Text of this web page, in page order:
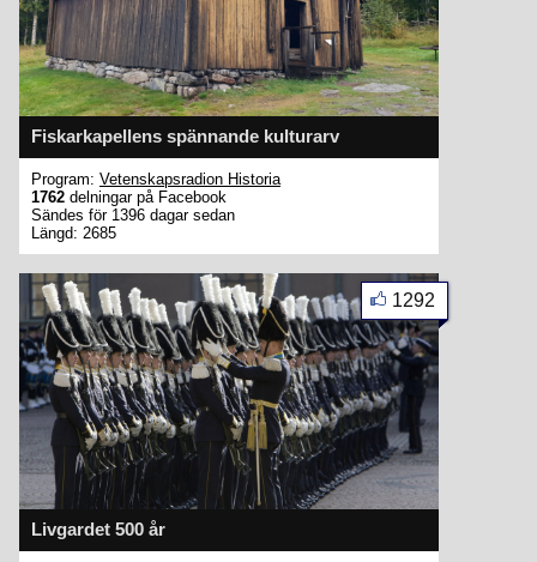
Fiskarkapellens spännande kulturarv
Program: Vetenskapsradion Historia
1762 delningar på Facebook
Sändes för 1396 dagar sedan
Längd: 2685
Livgardet 500 år
1292